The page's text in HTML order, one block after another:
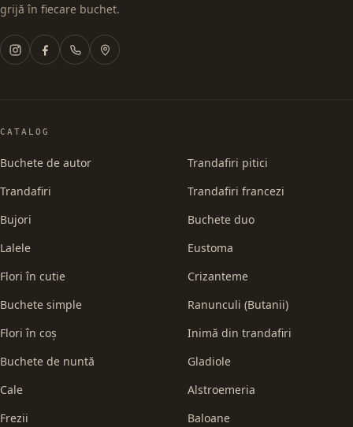
grijă în fiecare buchet.
CATALOG
Buchete de autor
Trandafiri
Bujori
Lalele
Flori în cutie
Buchete simple
Flori în coș
Buchete de nuntă
Cale
Frezii
Trandafiri pitici
Trandafiri francezi
Buchete duo
Eustoma
Crizanteme
Ranunculi (Butanii)
Inimă din trandafiri
Gladiole
Alstroemeria
Baloane